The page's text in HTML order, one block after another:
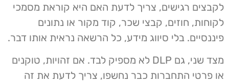
לקבצים רגישים, צריך לדעת האם היא קוראת מסמכי
לקוחות, חוזים, קבצי שכר, קוד מקור או נתונים
פיננסיים. בלי סיווג מידע, כל הרשאה נראית אותו דבר.
מצד שני, גם DLP לא מספיק לבד. אם זהויות, טוקנים
או פרטי התחברות כבר נחשפו, צריך לדעת את זה